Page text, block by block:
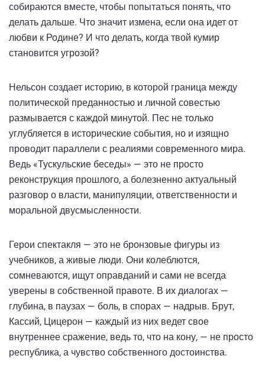
собираются вместе, чтобы попытаться понять, что
делать дальше. Что значит измена, если она идет от
любви к Родине? И что делать, когда твой кумир
становится угрозой?
Нельсон создает историю, в которой граница между
политической преданностью и личной совестью
размывается с каждой минутой. Пес не только
углубляется в исторические события, но и изящно
проводит параллели с реалиями современного мира.
Ведь «Тускульские беседы» — это не просто
реконструкция прошлого, а болезненно актуальный
разговор о власти, манипуляции, ответственности и
моральной двусмысленности.
Герои спектакля — это не бронзовые фигуры из
учебников, а живые люди. Они колеблются,
сомневаются, ищут оправданий и сами не всегда
уверены в собственной правоте. В их диалогах —
глубина, в паузах — боль, в спорах — надрыв. Брут,
Кассий, Цицерон — каждый из них ведет свое
внутреннее сражение, ведь то, что на кону, — не просто
республика, а чувство собственного достоинства.